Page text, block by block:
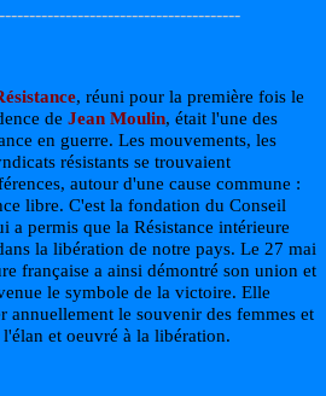
, réuni pour la première fois le
de Jean Moulin, était l'une des
en guerre. Les mouvements, les
résistants se trouvaient
autour d'une cause commune :
libre. C'est la fondation du Conseil
a permis que la Résistance intérieure
la libération de notre pays. Le 27 mai
française a ainsi démontré son union et
le symbole de la victoire. Elle
annuellement le souvenir des femmes et
et oeuvré à la libération.